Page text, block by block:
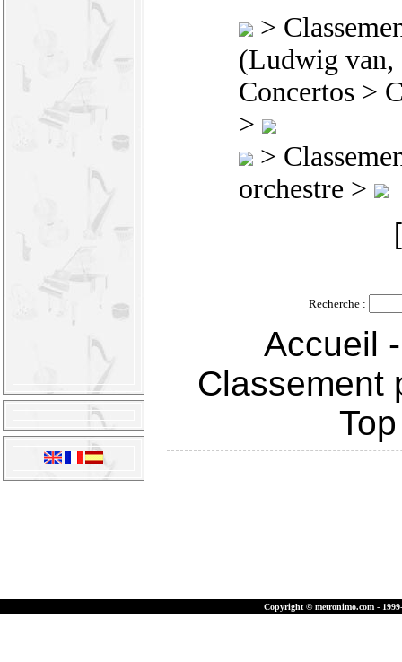
>
(Ludwig van,
Concertos >
>
>
orchestre >
Recherche :
Accueil
Classement
Copyright © metronimo.com -